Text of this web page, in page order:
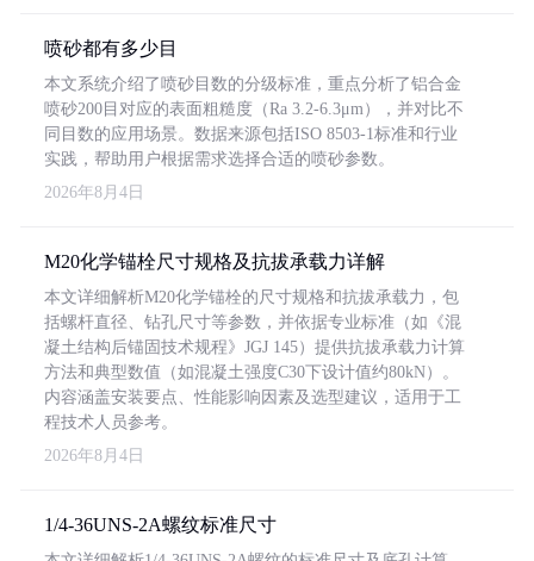
喷砂都有多少目
本文系统介绍了喷砂目数的分级标准，重点分析了铝合金
喷砂200目对应的表面粗糙度（Ra 3.2-6.3μm），并对比不
同目数的应用场景。数据来源包括ISO 8503-1标准和行业
实践，帮助用户根据需求选择合适的喷砂参数。
2026年8月4日
M20化学锚栓尺寸规格及抗拔承载力详解
本文详细解析M20化学锚栓的尺寸规格和抗拔承载力，包
括螺杆直径、钻孔尺寸等参数，并依据专业标准（如《混
凝土结构后锚固技术规程》JGJ 145）提供抗拔承载力计算
方法和典型数值（如混凝土强度C30下设计值约80kN）。
内容涵盖安装要点、性能影响因素及选型建议，适用于工
程技术人员参考。
2026年8月4日
1/4-36UNS-2A螺纹标准尺寸